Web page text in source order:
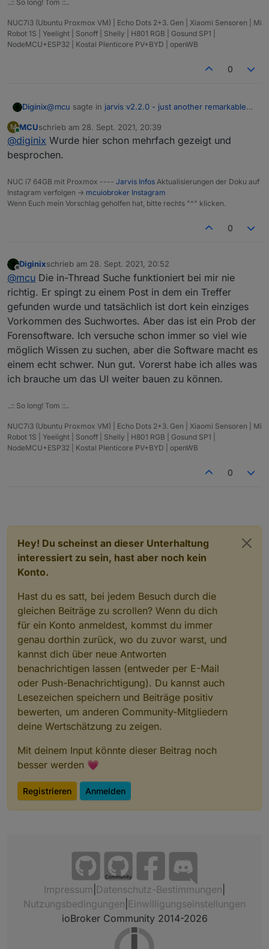
..:: So long! Tom ::..
NUC7i3 (Ubuntu Proxmox VM) | Echo Dots 2+3. Gen | Xiaomi Sensoren | Mi
Robot 1S | Yeelight | Sonoff | Shelly | H801 RGB | Gosund SP1 |
NodeMCU+ESP32 | Kostal Plenticore PV+BYD | openWB
0
Diginix@mcu sagte in jarvis v2.2.0 - just another remarkable
@diginixWie kommst du jetzt auf 2
Nochkomastellen.
Geil mit Datenpunkt Eigenschaften (JSON Format) geht
So konnte ich sinnlose "-0.1234 W" Werte der
Gibt es irgendwo zu Datenpunkt Eigenschaften (JSON
M
Online
MCUschrieb am 28. Sept. 2021, 20:39
zuletzt editiert von
@diginix Wurde hier schon mehrfach gezeigt und
besprochen.
NUC i7 64GB mit Proxmox ---- Jarvis Infos Aktualisierungen der Doku auf
Instagram verfolgen -> mcuiobroker Instagram
Wenn Euch mein Vorschlag geholfen hat, bitte rechts "^" klicken.
0
Offline
Diginixschrieb am 28. Sept. 2021, 20:52
zuletzt editiert von
@mcu Die in-Thread Suche funktioniert bei mir nie
richtig. Er spingt zu einem Post in dem ein Treffer
gefunden wurde und tatsächlich ist dort kein einziges
Vorkommen des Suchwortes. Aber das ist ein Prob der
Forensoftware. Ich versuche schon immer so viel wie
möglich Wissen zu suchen, aber die Software macht es
einem echt schwer. Nun gut. Vorerst habe ich alles was
ich brauche um das UI weiter bauen zu können.
..:: So long! Tom ::..
NUC7i3 (Ubuntu Proxmox VM) | Echo Dots 2+3. Gen | Xiaomi Sensoren | Mi
Robot 1S | Yeelight | Sonoff | Shelly | H801 RGB | Gosund SP1 |
NodeMCU+ESP32 | Kostal Plenticore PV+BYD | openWB
0
Hey! Du scheinst an dieser Unterhaltung
interessiert zu sein, hast aber noch kein
Konto.
Hast du es satt, bei jedem Besuch durch die
gleichen Beiträge zu scrollen? Wenn du dich
für ein Konto anmeldest, kommst du immer
genau dorthin zurück, wo du zuvor warst, und
kannst dich über neue Antworten
benachrichtigen lassen (entweder per E-Mail
oder Push-Benachrichtigung). Du kannst auch
Lesezeichen speichern und Beiträge positiv
bewerten, um anderen Community-Mitgliedern
deine Wertschätzung zu zeigen.
Mit deinem Input könnte dieser Beitrag noch
besser werden 💗
Registrieren Anmelden
Community
Impressum Datenschutz-Bestimmungen
Nutzungsbedingungen Einwilligungseinstellungen
ioBroker Community 2014-2026